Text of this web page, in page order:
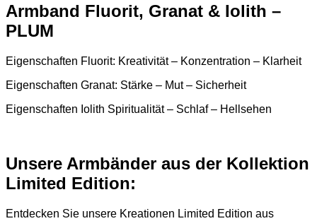
Armband Fluorit, Granat & Iolith –
PLUM
Eigenschaften Fluorit: Kreativität – Konzentration – Klarheit
Eigenschaften Granat: Stärke – Mut – Sicherheit
Eigenschaften Iolith Spiritualität – Schlaf – Hellsehen
Unsere Armbänder aus der Kollektion
Limited Edition:
Entdecken Sie unsere Kreationen Limited Edition aus